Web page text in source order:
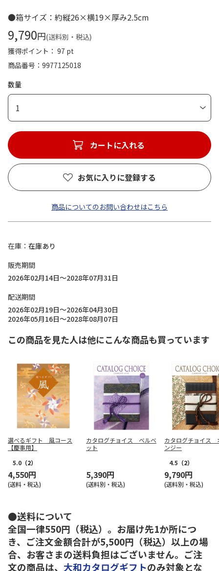
●箱サイズ：約縦26×横19×厚み2.5cm
9,790円(送料別・税込)
獲得ポイント： 97 pt
商品番号
9977125018
数量
1
カートに入れる
お気に入りに登録する
商品についてのお問い合わせはこちら
在庫
在庫あり
販売期間
2026年02月14日～2028年07月31日
配送期間
2026年02月19日～2026年04月30日
2026年05月16日～2028年08月07日
この商品を見た人は他にこんな商品も買っています
選べるギフト 風コース
【慶事用】
5.0 （2）
4,550円
(送料・税込)
カタログチョイス ベルベ
ット
5,390円
(送料別・税込)
カタログチョイス
ンジー
4.5 （2）
9,790円
(送料別・税込)
●送料について
全国一律550円（税込）。お届け先1か所につ
き、ご注文金額合計が5,500円（税込）以上の場
合、お客さまの送料負担はございません。ご注
文の商品は、 大和カタログギフトのみ対象とな